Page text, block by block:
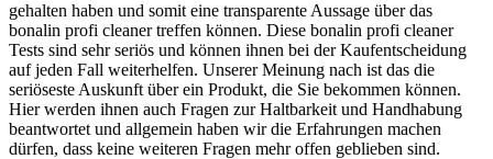
gehalten haben und somit eine transparente Aussage über das
bonalin profi cleaner treffen können. Diese bonalin profi cleaner
Tests sind sehr seriös und können ihnen bei der Kaufentscheidung
auf jeden Fall weiterhelfen. Unserer Meinung nach ist das die
seriöseste Auskunft über ein Produkt, die Sie bekommen können.
Hier werden ihnen auch Fragen zur Haltbarkeit und Handhabung
beantwortet und allgemein haben wir die Erfahrungen machen
dürfen, dass keine weiteren Fragen mehr offen geblieben sind.